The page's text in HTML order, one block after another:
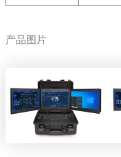
产品图片